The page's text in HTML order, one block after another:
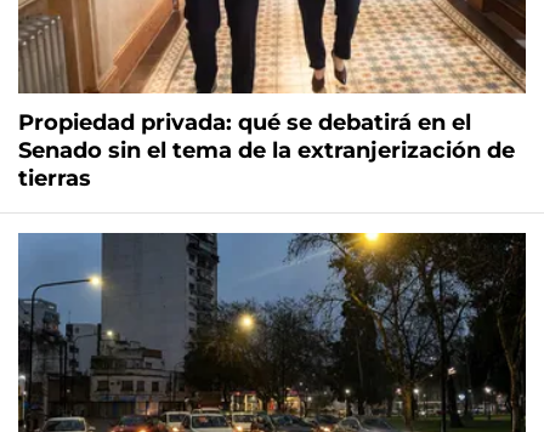
Propiedad privada: qué se debatirá en el
Senado sin el tema de la extranjerización de
tierras